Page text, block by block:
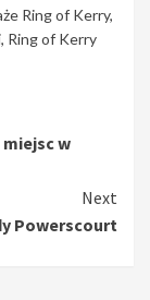
Ring of Kerry,
, Ring of Kerry
w
Next
Powerscourt